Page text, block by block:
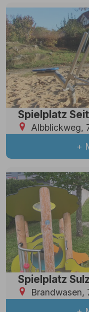
Spielplatz
Albblickweg,
+
Spielplatz